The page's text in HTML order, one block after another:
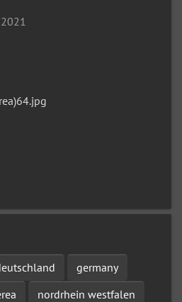
germany
nordrhein westfalen